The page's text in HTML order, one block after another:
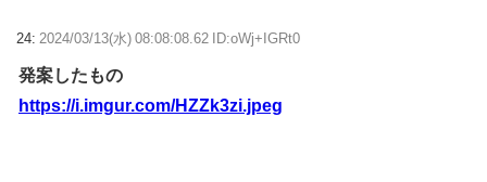
24: 2024/03/13(水) 08:08:08.62 ID:oWj+IGRt0
発案したもの
https://i.imgur.com/HZZk3zi.jpeg